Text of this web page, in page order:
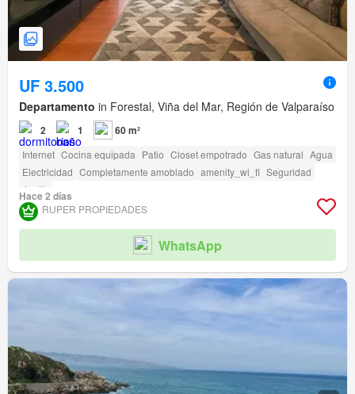
UF 3.500
Departamento in Forestal, Viña del Mar, Región de Valparaíso
2 1 60 m²
Internet Cocina equipada Patio Closet empotrado Gas natural Agua
Electricidad Completamente amoblado amenity_wi_fi Seguridad
Jardín
Hace 2 días
RUPER PROPIEDADES
WhatsApp